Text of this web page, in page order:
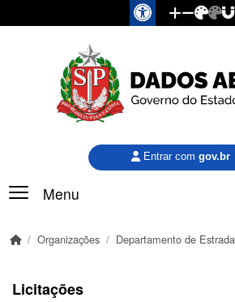
Pular para o conteúdo principal
Menu
Entrar com gov.br
Organizações Departamento de
Licitações